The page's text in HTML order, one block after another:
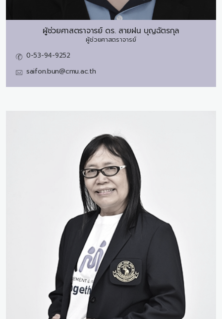
ผู้ช่วยศาสตราจารย์ ดร. สายฝน บุญฉัตรกุล
ผู้ช่วยศาสตราจารย์
0-53-94-9252
saifon.bun@cmu.ac.th